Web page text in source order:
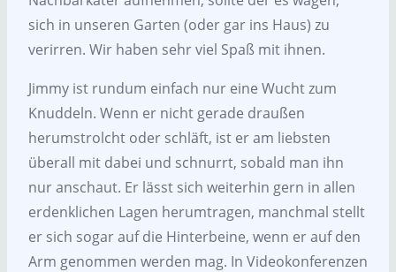
sich in unseren Garten (oder gar ins Haus) zu
verirren. Wir haben sehr viel Spaß mit ihnen.
Jimmy ist rundum einfach nur eine Wucht zum
Knuddeln. Wenn er nicht gerade draußen
herumstrolcht oder schläft, ist er am liebsten
überall mit dabei und schnurrt, sobald man ihn
nur anschaut. Er lässt sich weiterhin gern in allen
erdenklichen Lagen herumtragen, manchmal stellt
er sich sogar auf die Hinterbeine, wenn er auf den
Arm genommen werden mag. In Videokonferenzen